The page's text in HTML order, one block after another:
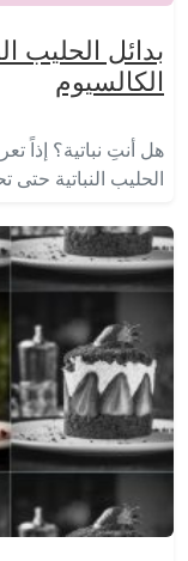
بدائل الحليب
الكالسيوم
هل أنتِ نباتية؟ إذاً
الحليب النباتية